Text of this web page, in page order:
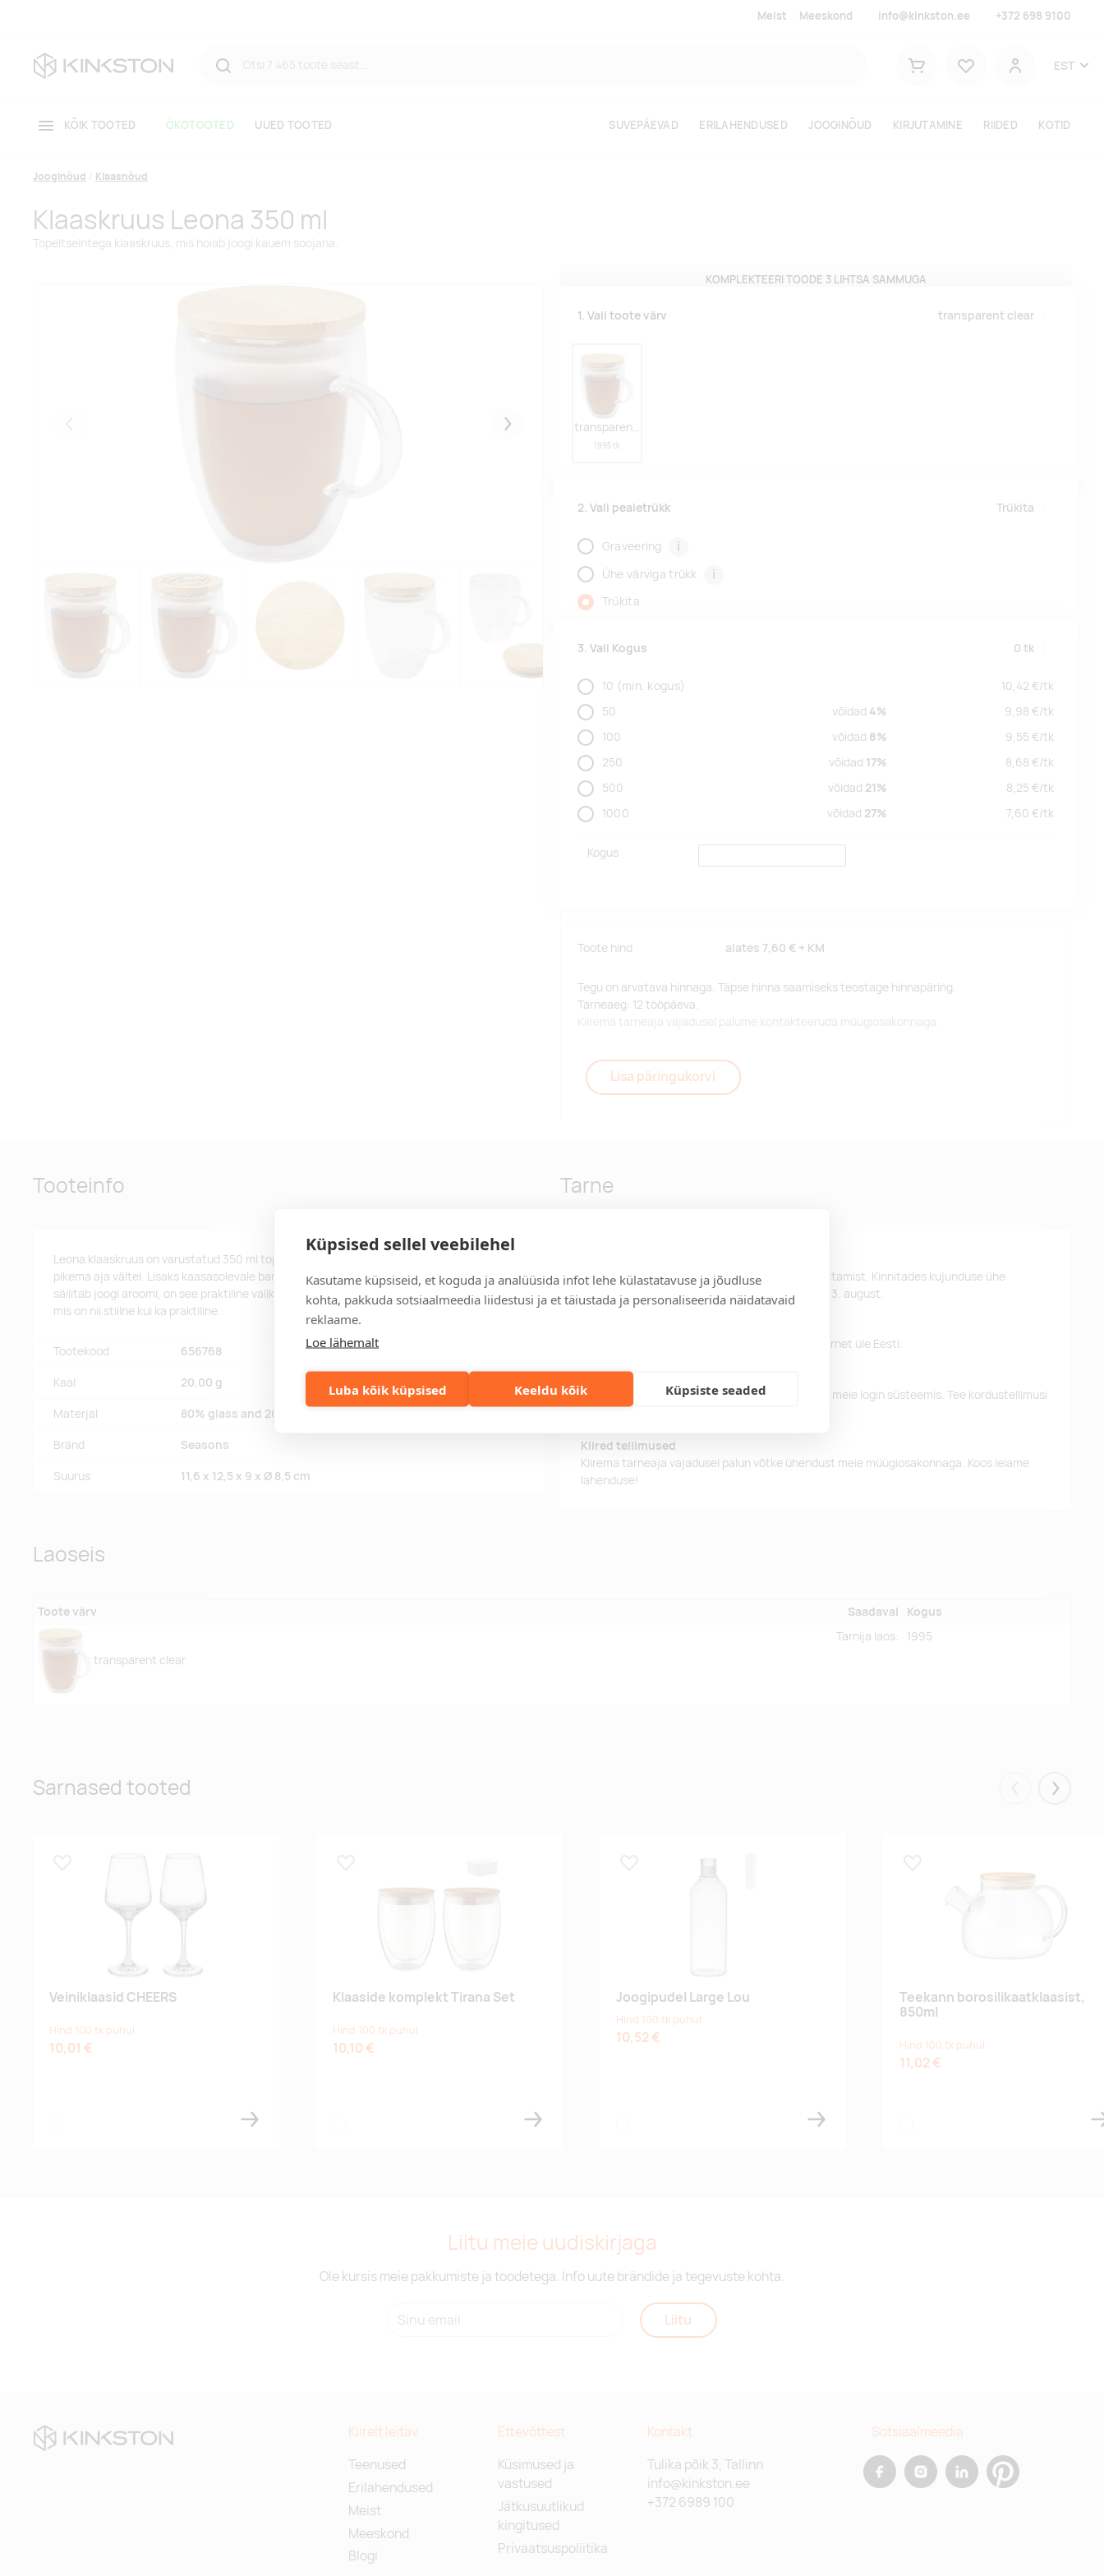
Küpsised sellel veebilehel
Kasutame küpsiseid, et koguda ja analüüsida infot lehe külastatavuse ja jõudluse
kohta, pakkuda sotsiaalmeedia liidestusi ja et täiustada ja personaliseerida näidatavaid
reklaame.
Loe lähemalt
Luba kõik küpsised Keeldu kõik Küpsiste seaded
Meist Meeskond info@kinkston.ee +372 698 9100
Ostukorv
Kasutaja
EST
KÕIK TOOTED ÖKOTOOTED UUED TOOTED SUVEPÄEVAD ERILAHENDUSED JOOGINÕUD KIRJUTAMINE RIIDED KOTID
Jooginõud Klaasnõud
Klaaskruus Leona 350 ml
Topeltseintega klaaskruus, mis hoiab joogi kauem soojana.
Järgmised
KOMPLEKTEERI TOODE 3 LIHTSA SAMMUGA
1. Vali toote värv transparent clear
transparent clear
1995 tk
2. Vali pealetrükk Trükita
Graveering i
Ühe värviga trükk i
Trükita
3. Vali Kogus 0 tk
10 (min. kogus) 10,42 €/tk
50
võidad 4% 9,98 €/tk
100
võidad 8% 9,55 €/tk
250
võidad 17% 8,68 €/tk
500
võidad 21% 8,25 €/tk
1000
võidad 27% 7,60 €/tk
Kogus
Toote hind alates 7,60 € + KM
Tegu on arvatava hinnaga. Täpse hinna saamiseks teostage hinnapäring.
Tarneaeg: 12 tööpäeva.
Kiirema tarneaja vajadusel palume kontakteeruda müügiosakonnaga.
Lisa päringukorvi
Tooteinfo
Leona klaaskruus on varustatud 350 ml topeltseintega, mis tagab joogi soojana püsimise
pikema aja vältel. Lisaks kaasasolevale bambusest kaanele, mis aitab vältida lekkeid ja
säilitab joogi aroomi, on see praktiline valik igapäevaseks kasutamiseks. Ideaalne kingitus,
mis on nii stiilne kui ka praktiline.
Tootekood 656768
Kaal 20,00 g
Materjal 80% glass and 20% fsc certified bamboo
Bränd Seasons
Suurus 11,6 x 12,5 x 9 x Ø 8,5 cm
Tarne
Tarneaeg on 12 tööpäeva pärast kujunduse kinnitamist. Kinnitades kujunduse ühe
tööpäeva jooksul, saate tooted kätte hiljemalt 23. august.
Üle 500 euro tellimuste puhul pakume tasuta tarnet üle Eesti.
Tellimuste info
Jälgi oma olemasolevaid ning eelnevaid tellimusi meie login süsteemis. Tee kordustellimusi
lihtsalt.
Kiired tellimused
Kiirema tarneaja vajadusel palun võtke ühendust meie müügiosakonnaga. Koos leiame
lahenduse!
Laoseis
Toote värv Saadaval Kogus
transparent clear
Tarnija laos: 1995
Sarnased tooted Eelmised
Veiniklaasid CHEERS
Hind 100 tk puhul
10,01 €
Klaaside komplekt Tirana Set
Hind 100 tk puhul
10,10 €
Joogipudel Large Lou
Hind 100 tk puhul
10,52 €
Teekann borosilikaatklaasist,
850ml
Hind 100 tk puhul
11,02 €
Liitu meie uudiskirjaga
Ole kursis meie pakkumiste ja toodetega. Info uute brändide ja tegevuste kohta.
Liitu
Kiirelt leitav
Teenused
Erilahendused
Meist
Meeskond
Blogi
Ettevõttest
Küsimused ja
vastused
Jätkusuutlikud
kingitused
Privaatsuspoliitika
Kontakt
Tulika põik 3, Tallinn
info@kinkston.ee
+372 6989 100
Sotsiaalmeedia